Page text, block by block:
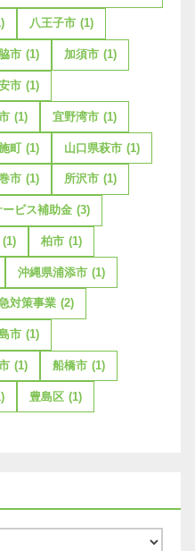
八王子市 (1)
市 (1) 加須市 (1)
市 (1)
(1) 宜野湾市 (1)
町 (1) 山口県萩市 (1)
市 (1) 所沢市 (1)
ビス補助金 (3)
(1) 柏市 (1)
沖縄県浦添市 (1)
対策事業 (2)
市 (1)
(1) 船橋市 (1)
豊島区 (1)